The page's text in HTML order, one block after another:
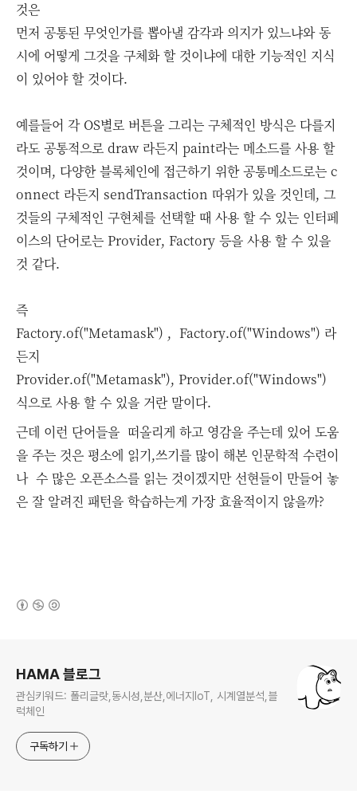
것은
먼저 공통된 무엇인가를 뽑아낼 감각과 의지가 있느냐와 동
시에 어떻게 그것을 구체화 할 것이냐에 대한 기능적인 지식
이 있어야 할 것이다.
예를들어 각 OS별로 버튼을 그리는 구체적인 방식은 다를지
라도 공통적으로 draw 라든지 paint라는 메소드를 사용 할
것이며, 다양한 블록체인에 접근하기 위한 공통메소드로는 c
onnect 라든지 sendTransaction 따위가 있을 것인데, 그
것들의 구체적인 구현체를 선택할 때 사용 할 수 있는 인터페
이스의 단어로는 Provider, Factory 등을 사용 할 수 있을
것 같다.
즉
Factory.of("Metamask") , Factory.of("Windows") 라
든지
Provider.of("Metamask"), Provider.of("Windows")
식으로 사용 할 수 있을 거란 말이다.
근데 이런 단어들을 떠올리게 하고 영감을 주는데 있어 도움
을 주는 것은 평소에 읽기,쓰기를 많이 해본 인문학적 수련이
나 수 많은 오픈소스를 읽는 것이겠지만 선현들이 만들어 놓
은 잘 알려진 패턴을 학습하는게 가장 효율적이지 않을까?
HAMA 블로그
관심키워드: 폴리글랏,동시성,분산,에너지IoT, 시계열분석,블
럭체인
구독하기